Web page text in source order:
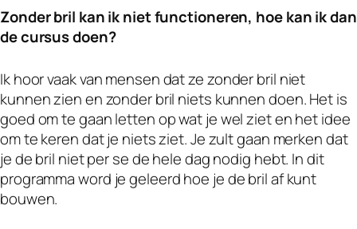
Zonder bril kan ik niet functioneren, hoe kan ik dan
de cursus doen?
Ik hoor vaak van mensen dat ze zonder bril niet
kunnen zien en zonder bril niets kunnen doen. Het is
goed om te gaan letten op wat je wel ziet en het idee
om te keren dat je niets ziet. Je zult gaan merken dat
je de bril niet per se de hele dag nodig hebt. In dit
programma word je geleerd hoe je de bril af kunt
bouwen.